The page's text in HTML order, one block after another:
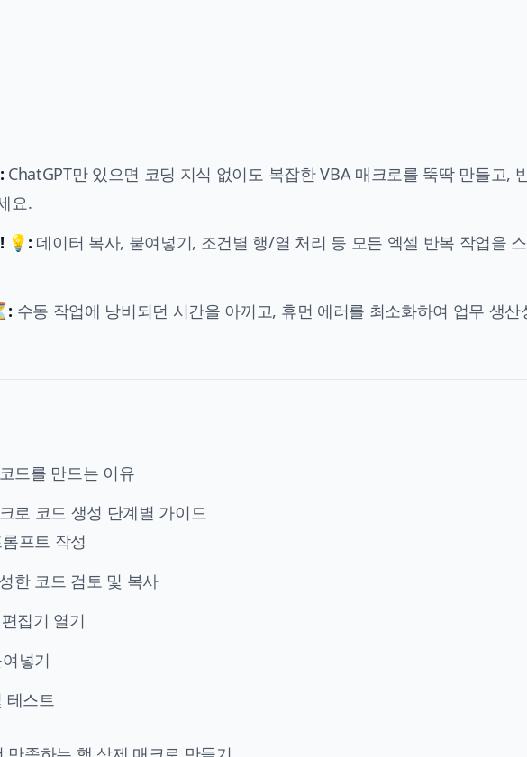
ChatGPT만 있으면 코딩 지식 없이도 복잡한 VBA 매크로를 뚝딱 만들고,
요.
💡: 데이터 복사, 붙여넣기, 조건별 행/열 처리 등 모든 엑셀 반복 작업을
수동 작업에 낭비되던 시간을 아끼고, 휴먼 에러를 최소화하여 업무 생산
드를 만드는 이유
로 코드 생성 단계별 가이드
프트 작성
한 코드 검토 및 복사
집기 열기
넣기
테스트